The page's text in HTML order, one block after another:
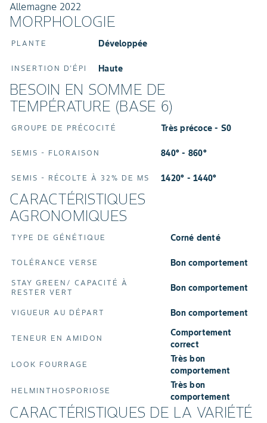
Allemagne 2022
MORPHOLOGIE
PLANTE Développée
INSERTION D'ÉPI Haute
BESOIN EN SOMME DE
TEMPÉRATURE (BASE 6)
GROUPE DE PRÉCOCITÉ Très précoce - S0
SEMIS - FLORAISON 840° - 860°
SEMIS - RÉCOLTE À 32% DE MS 1420° - 1440°
CARACTÉRISTIQUES
AGRONOMIQUES
TYPE DE GÉNÉTIQUE Corné denté
TOLÉRANCE VERSE Bon comportement
STAY GREEN/ CAPACITÉ À
RESTER VERT
Bon comportement
VIGUEUR AU DÉPART Bon comportement
TENEUR EN AMIDON
Comportement
correct
LOOK FOURRAGE
Très bon
comportement
HELMINTHOSPORIOSE
Très bon
comportement
CARACTÉRISTIQUES DE LA VARIÉTÉ